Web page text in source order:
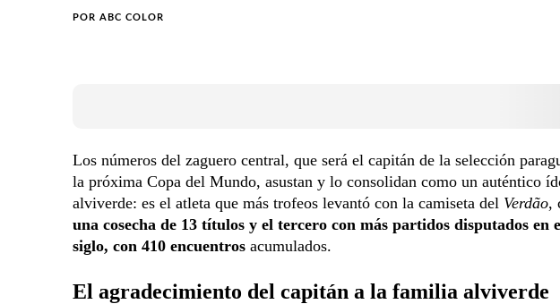
POR ABC COLOR
Los números del zaguero central, que será el capitán de la selección
la próxima Copa del Mundo, asustan y lo consolidan como un auténtico
alviverde: es el atleta que más trofeos levantó con la camiseta del Verdão,
una cosecha de 13 títulos y el tercero con más partidos disputados en
siglo, con 410 encuentros acumulados.
El agradecimiento del capitán a la familia alviverde